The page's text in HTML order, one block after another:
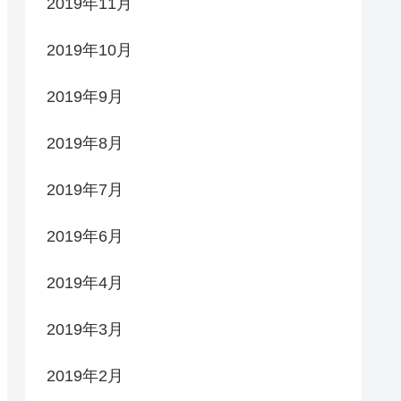
2019年10月
2019年9月
2019年8月
2019年7月
2019年6月
2019年4月
2019年3月
2019年2月